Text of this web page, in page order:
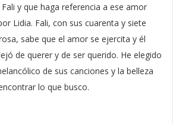
y que haga referencia a ese amor
Lidia. Fali, con sus cuarenta y siete
sabe que el amor se ejercita y él
de querer y de ser querido. He elegido
de sus canciones y la belleza
lo que busco.